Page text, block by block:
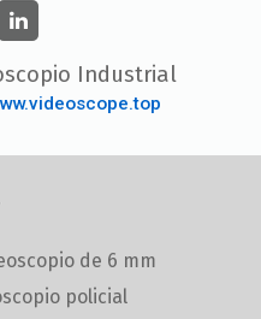
Industrial
de 6 mm
policial